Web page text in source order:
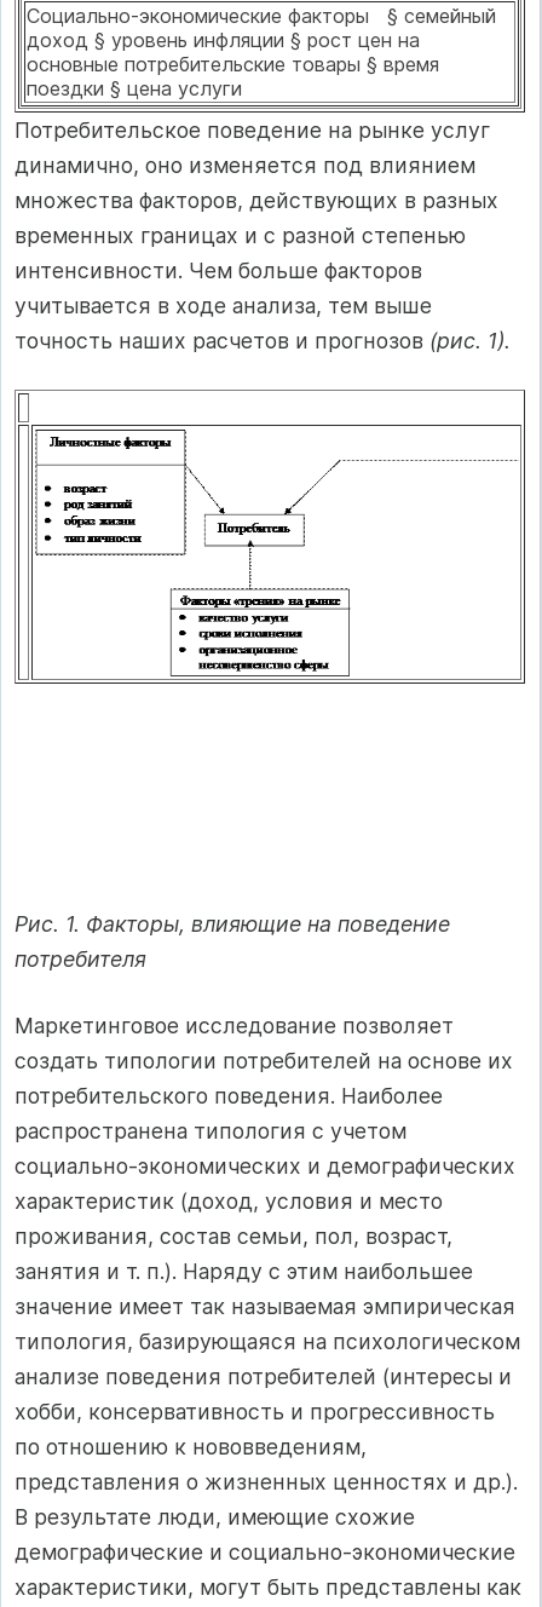
Социально-экономические факторы § семейный
доход § уровень инфляции § рост цен на
основные потребительские товары § время
поездки § цена услуги
Потребительское поведение на рынке услуг
динамично, оно изменяется под влиянием
множества факторов, действующих в разных
временных границах и с разной степенью
интенсивности. Чем больше факторов
учитывается в ходе анализа, тем выше
точность наших расчетов и прогнозов (рис. 1).
Рис. 1. Факторы, влияющие на поведение
потребителя
Маркетинговое исследование позволяет
создать типологии потребителей на основе их
потребительского поведения. Наиболее
распространена типология с учетом
социально-экономических и демографических
характеристик (доход, условия и место
проживания, состав семьи, пол, возраст,
занятия и т. п.). Наряду с этим наибольшее
значение имеет так называемая эмпирическая
типология, базирующаяся на психологическом
анализе поведения потребителей (интересы и
хобби, консервативность и прогрессивность
по отношению к нововведениям,
представления о жизненных ценностях и др.).
В результате люди, имеющие схожие
демографические и социально-экономические
характеристики, могут быть представлены как